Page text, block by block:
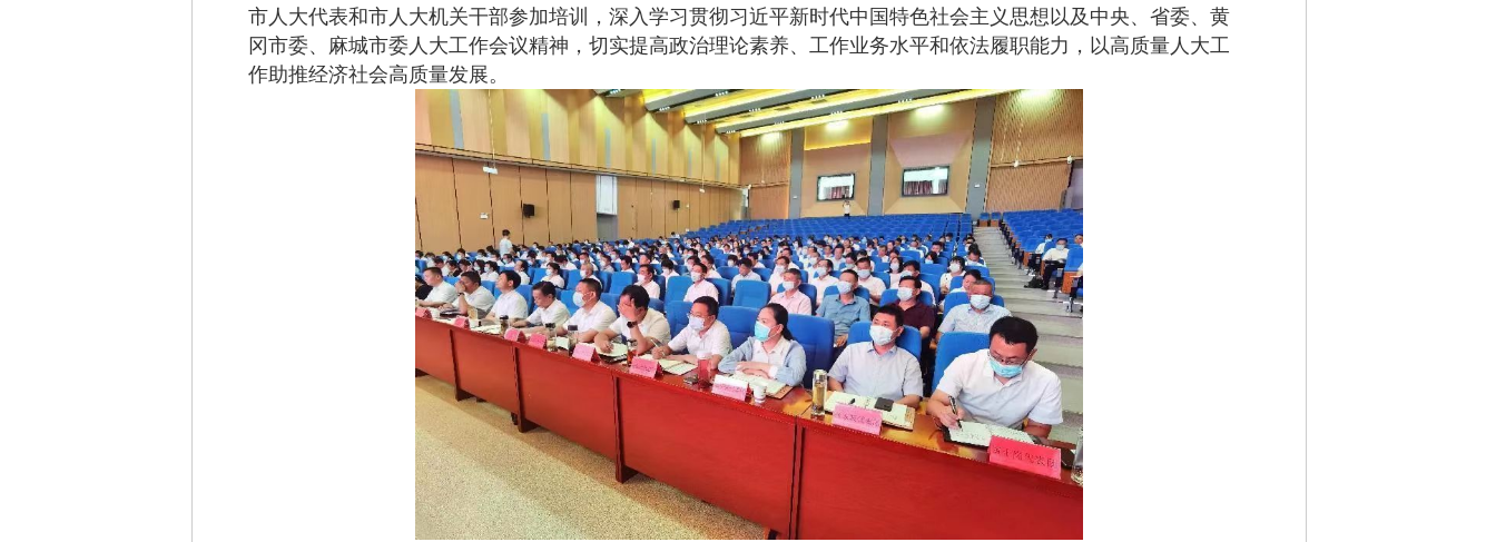
市人大代表和市人大机关干部参加培训，深入学习贯彻习近平新时代中国特色社会主义思想以及中央、省委、黄
冈市委、麻城市委人大工作会议精神，切实提高政治理论素养、工作业务水平和依法履职能力，以高质量人大工
作助推经济社会高质量发展。